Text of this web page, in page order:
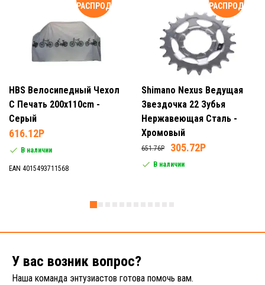
РАСПРОДАЖА
HBS Велосипедный Чехол
С Печать 200x110cm -
Серый
616.12P
В наличии
EAN 4015493711568
РАСПРОДАЖА
Shimano Nexus Ведущая
Звездочка 22 Зубья
Нержавеющая Сталь -
Хромовый
651.76P 305.72P
В наличии
У вас возник вопрос?
Наша команда энтузиастов готова помочь вам.